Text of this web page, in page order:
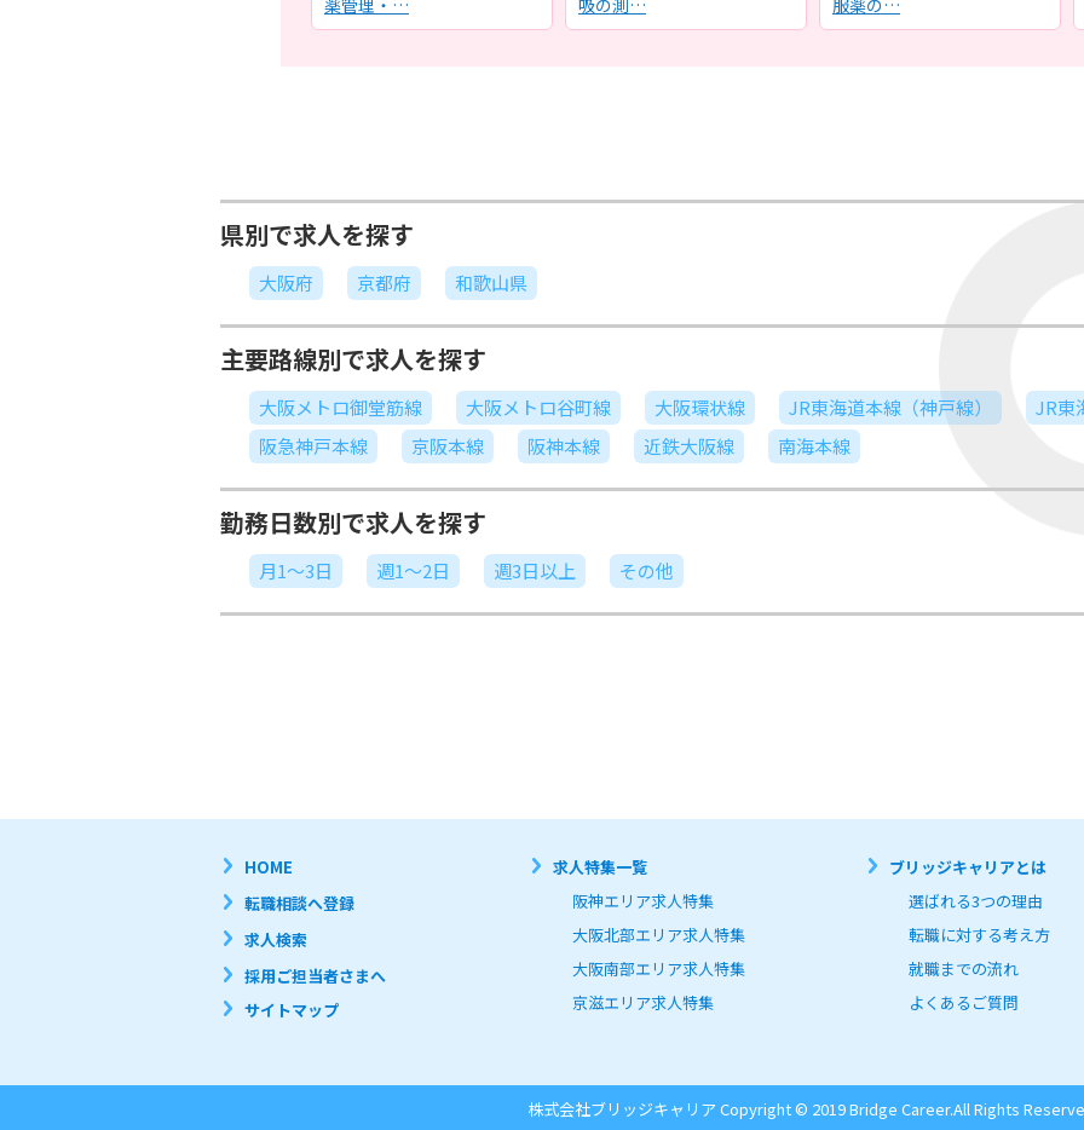
県別で求人を探す
大阪府 京都府 和歌山県
主要路線別で求人を探す
大阪メトロ御堂筋線 大阪メトロ谷町線 大阪環状線 JR東海道本線（神戸線）
JR東
阪急神戸本線
京阪本線 阪神本線 近鉄大阪線 南海本線
勤務日数別で求人を探す
月1～3日 週1～2日 週3日以上 その他
HOME
転職相談へ登録
求人検索
採用ご担当者さまへ
サイトマップ
求人特集一覧
阪神エリア求人特集
大阪北部エリア求人特集
大阪南部エリア求人特集
京滋エリア求人特集
ブリッジキャリアとは
選ばれる3つの理由
転職に対する考え方
就職までの流れ
よくあるご質問
株式会社ブリッジキャリア Copyright © 2019 Bridge Career.All Rights